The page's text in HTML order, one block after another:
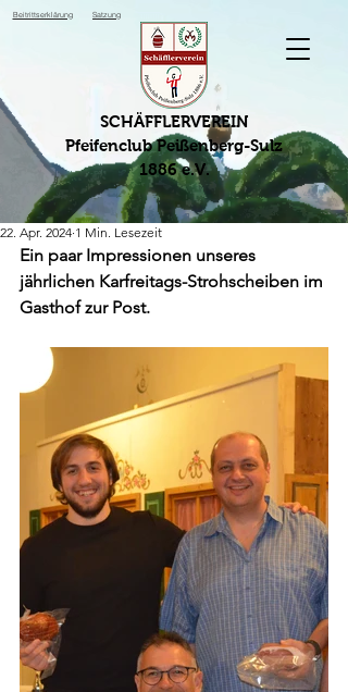
SCHÄFFLERVEREIN
Pfeifenclub Peißenberg-Sulz
1886 e.V.
Beitrittserklärung Satzung
22. Apr. 2024 1 Min. Lesezeit
Ein paar Impressionen unseres
jährlichen Karfreitags-Strohscheiben im
Gasthof zur Post.